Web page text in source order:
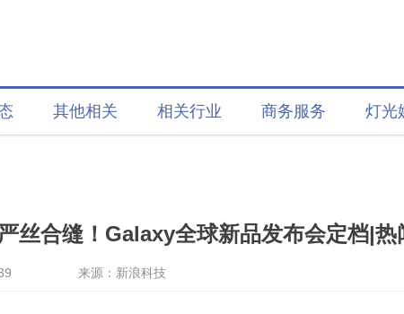
其他相关 相关行业 商务服务 灯光
丝合缝！Galaxy全球新品发布会定档|热
来源：新浪科技